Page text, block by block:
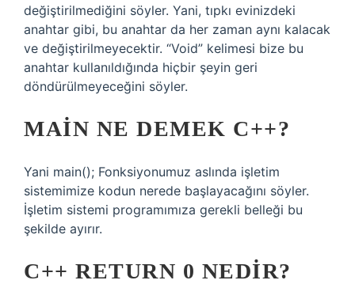
değiştirilmediğini söyler. Yani, tıpkı evinizdeki
anahtar gibi, bu anahtar da her zaman aynı kalacak
ve değiştirilmeyecektir. “Void” kelimesi bize bu
anahtar kullanıldığında hiçbir şeyin geri
döndürülmeyeceğini söyler.
MAIN NE DEMEK C++?
Yani main(); Fonksiyonumuz aslında işletim
sistemimize kodun nerede başlayacağını söyler.
İşletim sistemi programımıza gerekli belleği bu
şekilde ayırır.
C++ RETURN 0 NEDIR?